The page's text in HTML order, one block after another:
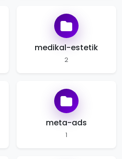
medikal-estetik
2
meta-ads
1